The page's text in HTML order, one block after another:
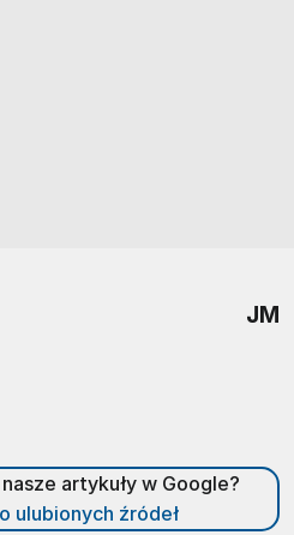
JM
artykuły w Google?
ulubionych źródeł